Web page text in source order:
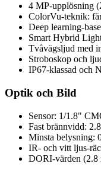
4 MP-upplösning
ColorVu-teknik:
Deep learning-
Smart Hybrid
Tvåvägsljud med
Stroboskop och
IP67-klassad och
Optik och Bild
Sensor: 1/1.8"
Fast brännvidd:
Minsta belysning:
IR- och vitt ljus-
DORI-värden (2.8